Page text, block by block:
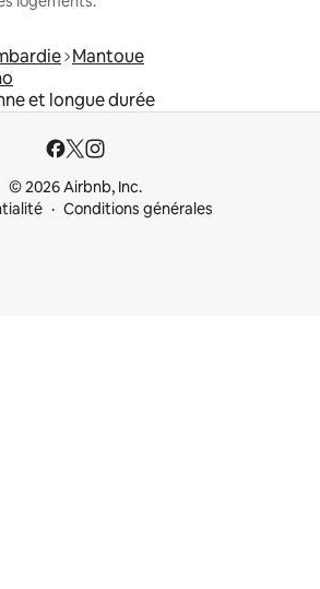
Mantoue
et longue durée
© 2026 Airbnb, Inc.
Conditions générales